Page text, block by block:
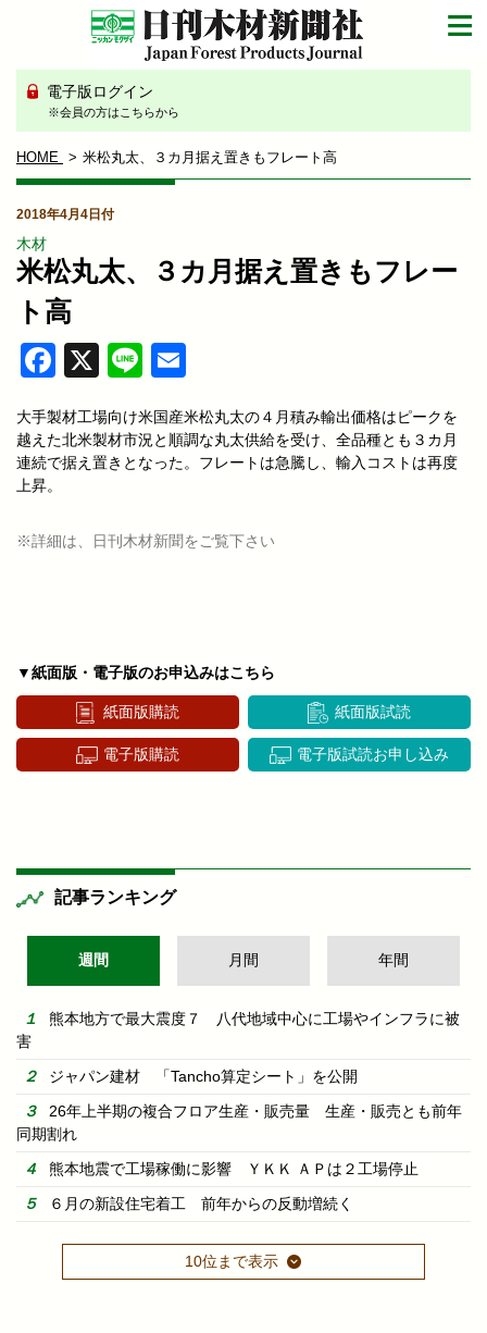
電子版ログイン
※会員の方はこちらから
HOME 米松丸太、３カ月据え置きもフレート高
2018年4月4日付
木材
米松丸太、３カ月据え置きもフレー
ト高
Facebook
X Line
大手製材工場向け米国産米松丸太の４月積み輸出価格はピークを
越えた北米製材市況と順調な丸太供給を受け、全品種とも３カ月
連続で据え置きとなった。フレートは急騰し、輸入コストは再度
上昇。
※詳細は、日刊木材新聞をご覧下さい
▼紙面版・電子版のお申込みはこちら
紙面版購読 紙面版試読
電子版購読 電子版試読お申し込み
記事ランキング
週間 月間 年間
熊本地方で最大震度７ 八代地域中心に工場やインフラに被
害
ジャパン建材 「Tancho算定シート」を公開
26年上半期の複合フロア生産・販売量 生産・販売とも前年
同期割れ
熊本地震で工場稼働に影響 ＹＫＫ ＡＰは２工場停止
６月の新設住宅着工 前年からの反動増続く
10位まで表示